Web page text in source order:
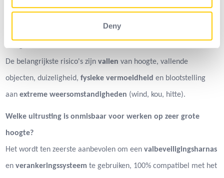
Deny
sectoren deregelgeving.
Wat zijn de belangrijkste risico's bij werken op zeer grote
De belangrijkste risico's zijnvallenvan hoogte, vallende
objecten, duizeligheid,fysieke vermoeidheiden blootstelling
aanextreme weersomstandigheden (wind, kou, hitte).
Welke uitrusting is onmisbaar voor werken op zeer grote
hoogte?
Het wordt ten zeerste aanbevolen om eenvalbeveiligingsharnas
enverankeringssysteemte gebruiken, 100% compatibel met het